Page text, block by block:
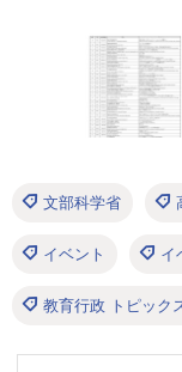
文部科学省
イベント イ
教育行政 トピック